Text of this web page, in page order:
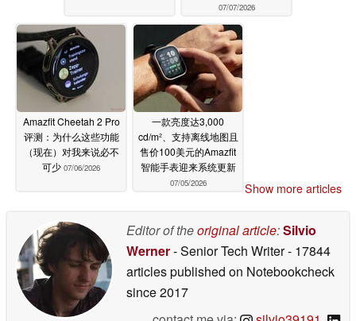
07/07/2026
Amazfit Cheetah 2 Pro
评测：为什么这些功能
（现在）对我来说必不
可少 07/06/2026
一款亮度达3,000
cd/m²、支持离线地图且
售价100美元的Amazfit
智能手表迎来系统更新
07/05/2026 Show more articles
Editor of theoriginal article:Silvio
Werner- Senior Tech Writer- 17844
articles published on Notebookcheck
since 2017